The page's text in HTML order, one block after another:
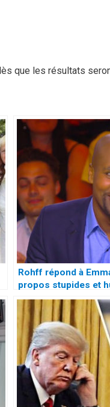
que les résultats
Rohff répond à
propos stupides et
français ait tenu à